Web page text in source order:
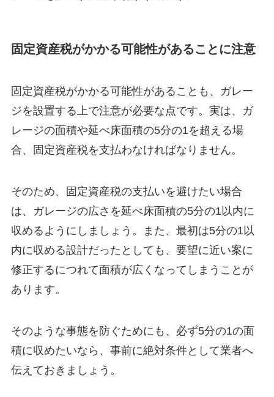
固定資産税がかかる可能性があることに注意
固定資産税がかかる可能性があることも、ガレー
ジを設置する上で注意が必要な点です。実は、ガ
レージの面積や延べ床面積の5分の1を超える場
合、固定資産税を支払わなければなりません。
そのため、固定資産税の支払いを避けたい場合
は、ガレージの広さを延べ床面積の5分の1以内に
収めるようにしましょう。また、最初は5分の1以
内に収める設計だったとしても、要望に近い案に
修正するにつれて面積が広くなってしまうことが
あります。
そのような事態を防ぐためにも、必ず5分の1の面
積に収めたいなら、事前に絶対条件として業者へ
伝えておきましょう。